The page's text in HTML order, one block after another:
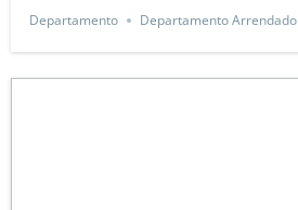
Departamento
Departamento Arrendado